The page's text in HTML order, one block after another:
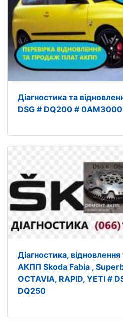
Діагностика та
DSG # DQ200 #
Діагностика,
АКПП Skoda Fabia ,
OCTAVIA, RAPID, YETI #
DQ250